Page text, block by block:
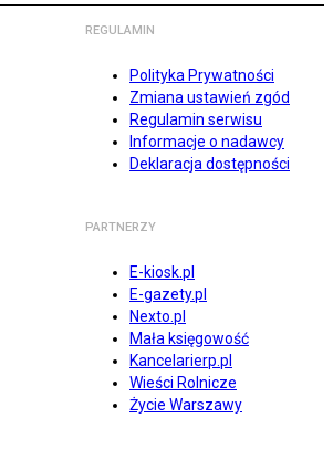
REGULAMIN
Polityka Prywatności
Zmiana ustawień zgód
Regulamin serwisu
Informacje o nadawcy
Deklaracja dostępności
PARTNERZY
E-kiosk.pl
E-gazety.pl
Nexto.pl
Mała księgowość
Kancelarierp.pl
Wieści Rolnicze
Życie Warszawy